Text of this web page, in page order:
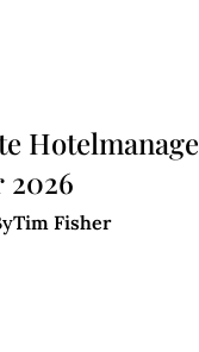
2026
Tim Fisher